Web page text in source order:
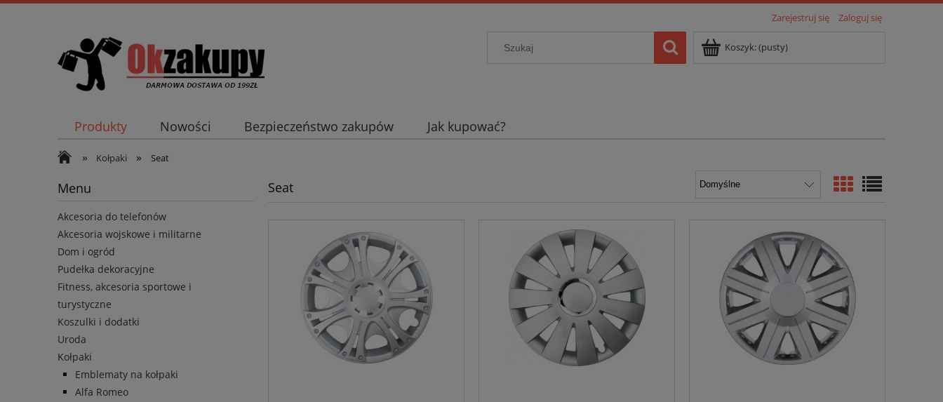
Zarejestruj się Zaloguj się
Koszyk:(pusty)
Produkty Nowości Bezpieczeństwo zakupów Jak kupować?
» Kołpaki » Seat
Menu
Akcesoria do telefonów
Akcesoria wojskowe i militarne
Dom i ogród
Pudełka dekoracyjne
Fitness, akcesoria sportowe i
turystyczne
Koszulki i dodatki
Uroda
Kołpaki
Emblematy na kołpaki
Alfa Romeo
Seat